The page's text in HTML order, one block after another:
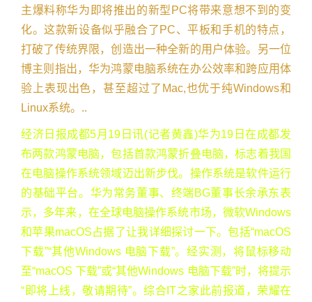
主爆料称华为即将推出的新型PC将带来意想不到的变
化。这款新设备似乎融合了PC、平板和手机的特点，
打破了传统界限，创造出一种全新的用户体验。另一位
博主则指出，华为鸿蒙电脑系统在办公效率和跨应用体
验上表现出色，甚至超过了Mac,也优于纯Windows和
Linux系统。..
经济日报成都5月19日讯(记者黄鑫)华为19日在成都发
布两款鸿蒙电脑，包括首款鸿蒙折叠电脑，标志着我国
在电脑操作系统领域迈出新步伐。操作系统是软件运行
的基础平台。华为常务董事、终端BG董事长余承东表
示，多年来，在全球电脑操作系统市场，微软Windows
和苹果macOS占据了让我详细探讨一下。包括“macOS
下载”“其他Windows 电脑下载”。经实测，将鼠标移动
至“macOS 下载”或“其他Windows 电脑下载”时，将提示
“即将上线，敬请期待”。综合IT之家此前报道，荣耀在